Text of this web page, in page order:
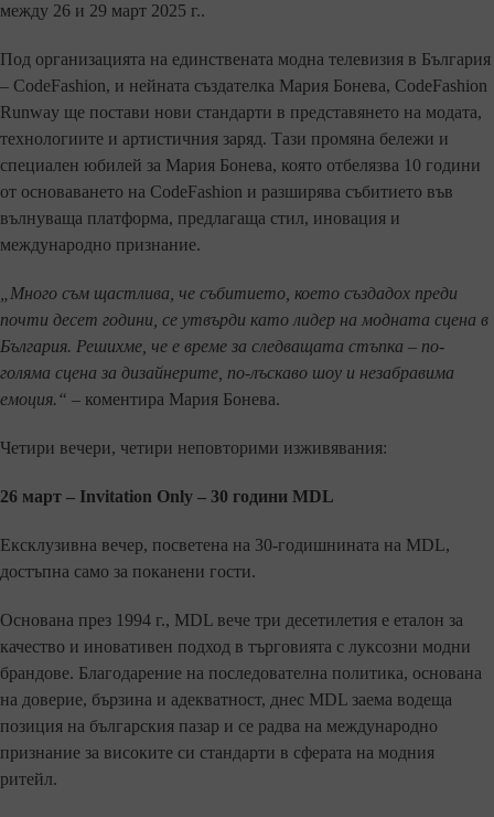
между 26 и 29 март 2025 г..
Под организацията на единствената модна телевизия в България
– CodeFashion, и нейната създателка Мария Бонева, CodeFashion
Runway ще постави нови стандарти в представянето на модата,
технологиите и артистичния заряд. Тази промяна бележи и
специален юбилей за Мария Бонева, която отбелязва 10 години
от основаването на CodeFashion и разширява събитието във
вълнуваща платформа, предлагаща стил, иновация и
международно признание.
„Много съм щастлива, че събитието, което създадох преди
почти десет години, се утвърди като лидер на модната сцена в
България. Решихме, че е време за следващата стъпка – по-
голяма сцена за дизайнерите, по-лъскаво шоу и незабравима
емоция.“ – коментира Мария Бонева.
Четири вечери, четири неповторими изживявания:
26 март – Invitation Only – 30 години MDL
Ексклузивна вечер, посветена на 30-годишнината на MDL,
достъпна само за поканени гости.
Основана през 1994 г., MDL вече три десетилетия е еталон за
качество и иновативен подход в търговията с луксозни модни
брандове. Благодарение на последователна политика, основана
на доверие, бързина и адекватност, днес MDL заема водеща
позиция на българския пазар и се радва на международно
признание за високите си стандарти в сферата на модния
ритейл.